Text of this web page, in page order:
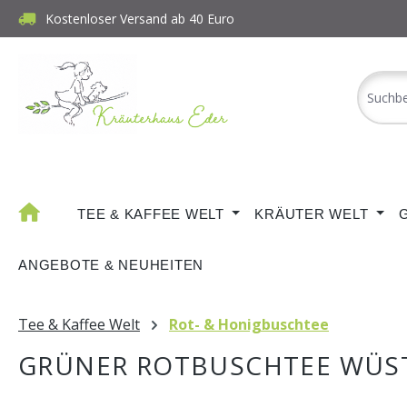
Hauptinhalt springen
Zur Suche springen
Zur Hauptnavigation springen
Kostenloser Versand ab 40 Euro
TEE & KAFFEE WELT KRÄUTER WELT
ANGEBOTE & NEUHEITEN
Tee & Kaffee Welt Rot- & Honigbuschtee
GRÜNER ROTBUSCHTEE